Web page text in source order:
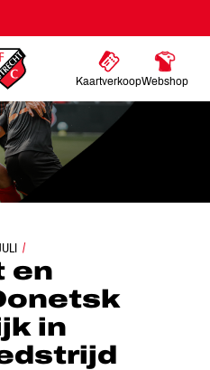
KaartverkoopWebshop
SPELEN GELIJK IN
en
in